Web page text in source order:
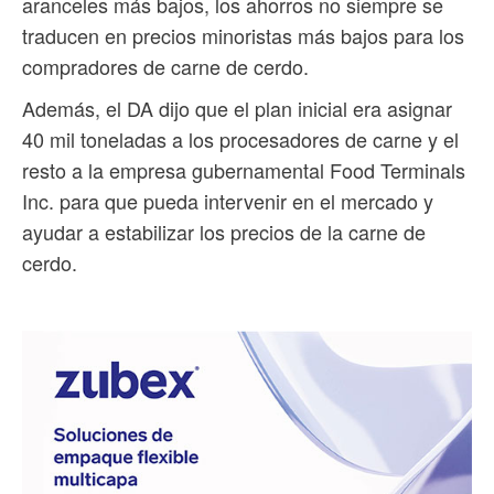
traducen en precios minoristas más bajos para los
compradores de carne de cerdo.
Además, el DA dijo que el plan inicial era asignar
40 mil toneladas a los procesadores de carne y el
resto a la empresa gubernamental Food Terminals
Inc. para que pueda intervenir en el mercado y
ayudar a estabilizar los precios de la carne de
cerdo.